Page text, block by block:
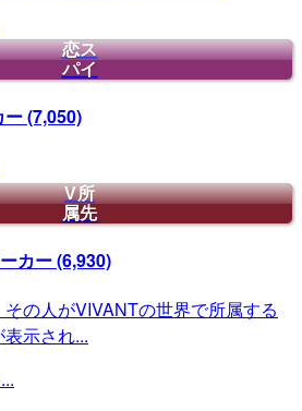
恋ス
パイ
ー(7,050)
V所
属先
カー(6,930)
の人がVIVANTの世界で所属する
示され...
...